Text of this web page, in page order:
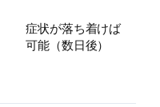
症状が落ち着けば
可能（数日後）